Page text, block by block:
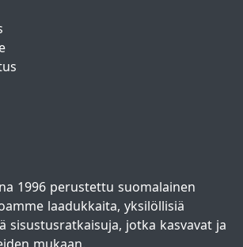
1996 perustettu suomalainen
laadukkaita, yksilöllisiä
sisustusratkaisuja, jotka kasvavat ja